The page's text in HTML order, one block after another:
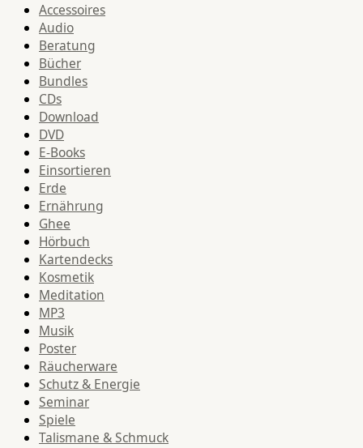
Accessoires
Audio
Beratung
Bücher
Bundles
CDs
Download
DVD
E-Books
Einsortieren
Erde
Ernährung
Ghee
Hörbuch
Kartendecks
Kosmetik
Meditation
MP3
Musik
Poster
Räucherware
Schutz & Energie
Seminar
Spiele
Talismane & Schmuck